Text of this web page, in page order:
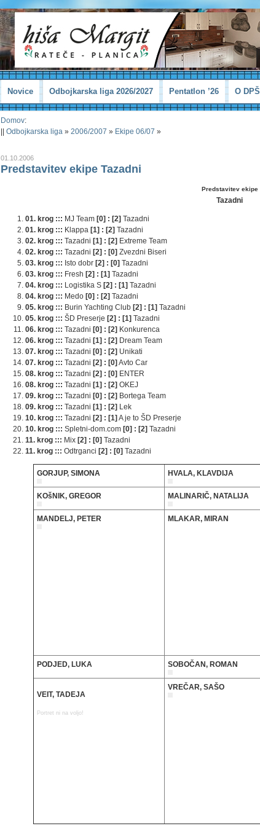
Novice Odbojkarska liga 2026/2027 Pentatlon ’26 O DPŠ
Domov:
Odbojkarska liga » 2006/2007 » Ekipe 06/07 »
01.10.2006
Predstavitev ekipe Tazadni
Predstavitev ekipe
Tazadni
01. krog ::: MJ Team [0] : [2] Tazadni
01. krog ::: Klappa [1] : [2] Tazadni
02. krog ::: Tazadni [1] : [2] Extreme Team
02. krog ::: Tazadni [2] : [0] Zvezdni Biseri
03. krog ::: Isto dobr [2] : [0] Tazadni
03. krog ::: Fresh [2] : [1] Tazadni
04. krog ::: Logistika S [2] : [1] Tazadni
04. krog ::: Medo [0] : [2] Tazadni
05. krog ::: Burin Yachting Club [2] : [1] Tazadni
05. krog ::: ŠD Preserje [2] : [1] Tazadni
06. krog ::: Tazadni [0] : [2] Konkurenca
06. krog ::: Tazadni [1] : [2] Dream Team
07. krog ::: Tazadni [0] : [2] Unikati
07. krog ::: Tazadni [2] : [0] Avto Car
08. krog ::: Tazadni [2] : [0] ENTER
08. krog ::: Tazadni [1] : [2] OKEJ
09. krog ::: Tazadni [0] : [2] Bortega Team
09. krog ::: Tazadni [1] : [2] Lek
10. krog ::: Tazadni [2] : [1] A je to ŠD Preserje
10. krog ::: Spletni-dom.com [0] : [2] Tazadni
11. krog ::: Mix [2] : [0] Tazadni
11. krog ::: Odtrganci [2] : [0] Tazadni
GORJUP, SIMONA HVALA, KLAVDIJA
KOšNIK, GREGOR MALINARIČ, NATALIJA
MANDELJ, PETER MLAKAR, MIRAN
PODJED, LUKA SOBOČAN, ROMAN
VEIT, TADEJA
Portret ni na voljo!
VREČAR, SAŠO